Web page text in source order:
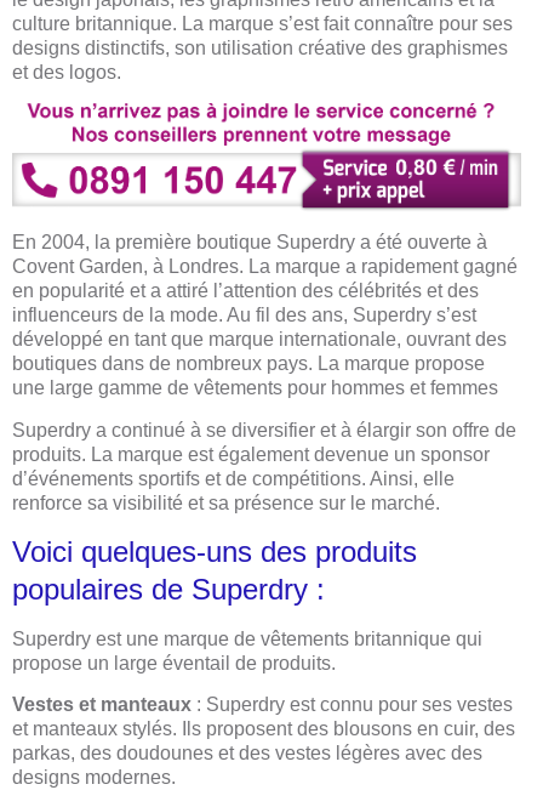
culture britannique. La marque s’est fait connaître pour ses
designs distinctifs, son utilisation créative des graphismes
et des logos.
En 2004, la première boutique Superdry a été ouverte à
Covent Garden, à Londres. La marque a rapidement gagné
en popularité et a attiré l’attention des célébrités et des
influenceurs de la mode. Au fil des ans, Superdry s’est
développé en tant que marque internationale, ouvrant des
boutiques dans de nombreux pays. La marque propose
une large gamme de vêtements pour hommes et femmes
Superdry a continué à se diversifier et à élargir son offre de
produits. La marque est également devenue un sponsor
d’événements sportifs et de compétitions. Ainsi, elle
renforce sa visibilité et sa présence sur le marché.
Voici quelques-uns des produits
populaires de Superdry :
Superdry est une marque de vêtements britannique qui
propose un large éventail de produits.
Vestes et manteaux : Superdry est connu pour ses vestes
et manteaux stylés. Ils proposent des blousons en cuir, des
parkas, des doudounes et des vestes légères avec des
designs modernes.